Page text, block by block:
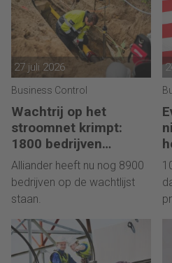
27 juli 2026
Business Control
Wachtrij op het
stroomnet krimpt:
1800 bedrijven
aangesloten
Alliander heeft nu nog 8900
bedrijven op de wachtlijst
staan.